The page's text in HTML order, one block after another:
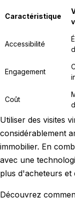
Caractéristique
Accessibilité
Engagement
Coût
Utiliser des visites
considérablement
immobilier. En
avec une
plus d'acheteurs et
Découvrez